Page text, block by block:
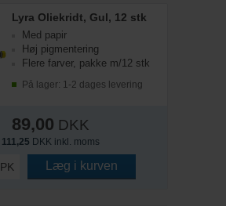
Lyra Oliekridt, Gul, 12 stk
Med papir
Høj pigmentering
Flere farver, pakke m/12 stk
På lager: 1-2 dages levering
89,00 DKK
111,25 DKK inkl. moms
PK Læg i kurven